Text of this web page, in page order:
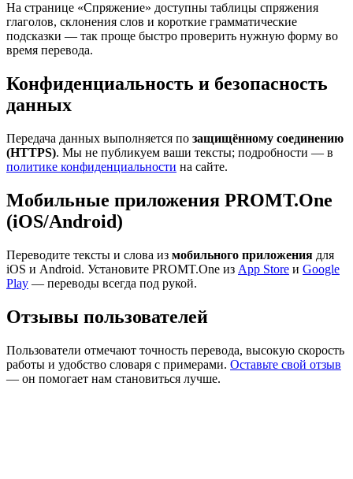
На странице «Спряжение» доступны таблицы спряжения
глаголов, склонения слов и короткие грамматические
подсказки — так проще быстро проверить нужную форму во
время перевода.
Конфиденциальность и безопасность
данных
Передача данных выполняется по защищённому соединению
(HTTPS). Мы не публикуем ваши тексты; подробности — в
политике конфиденциальности на сайте.
Мобильные приложения PROMT.One
(iOS/Android)
Переводите тексты и слова из мобильного приложения для
iOS и Android. Установите PROMT.One из App Store и Google
Play — переводы всегда под рукой.
Отзывы пользователей
Пользователи отмечают точность перевода, высокую скорость
работы и удобство словаря с примерами. Оставьте свой отзыв
— он помогает нам становиться лучше.